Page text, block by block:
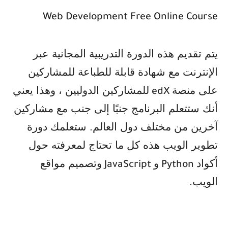
Web Development Free Online Course
يتم تقديم هذه الدورة التدريبية المجانية عبر
الإنترنت مع شهادة قابلة للطباعة للمشاركين
على منصة edX للمشاركين الدوليين ، وهذا يعني
أنك ستتعلم البرنامج جنبًا إلى جنب مع مشاركين
آخرين من مختلف دول العالم. ستعلمك دورة
تطوير الويب هذه كل ما تحتاج لمعرفته حول
أكواد Python و JavaScriptوتصميم مواقع
الويب.